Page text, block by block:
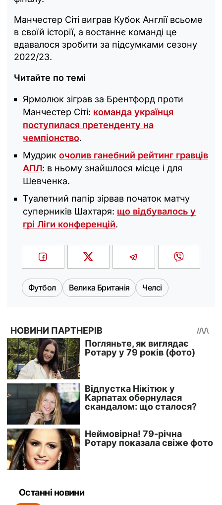
Манчестер Сіті виграв Кубок Англії всьоме
в своїй історії, а востаннє команді це
вдавалося зробити за підсумками сезону
2022/23.
Читайте по темі
Ярмолюк зіграв за Брентфорд проти
Манчестер Сіті: команда українця
поступилася претенденту на
чемпіонство.
Мудрик очолив ганебний рейтинг гравців
АПЛ: в ньому знайшлося місце і для
Шевченка.
Туалетний папір зірвав початок матчу
суперників Шахтаря: що відбувалось у
грі Ліги конференцій.
Футбол Велика Британія Челсі
Останні новини